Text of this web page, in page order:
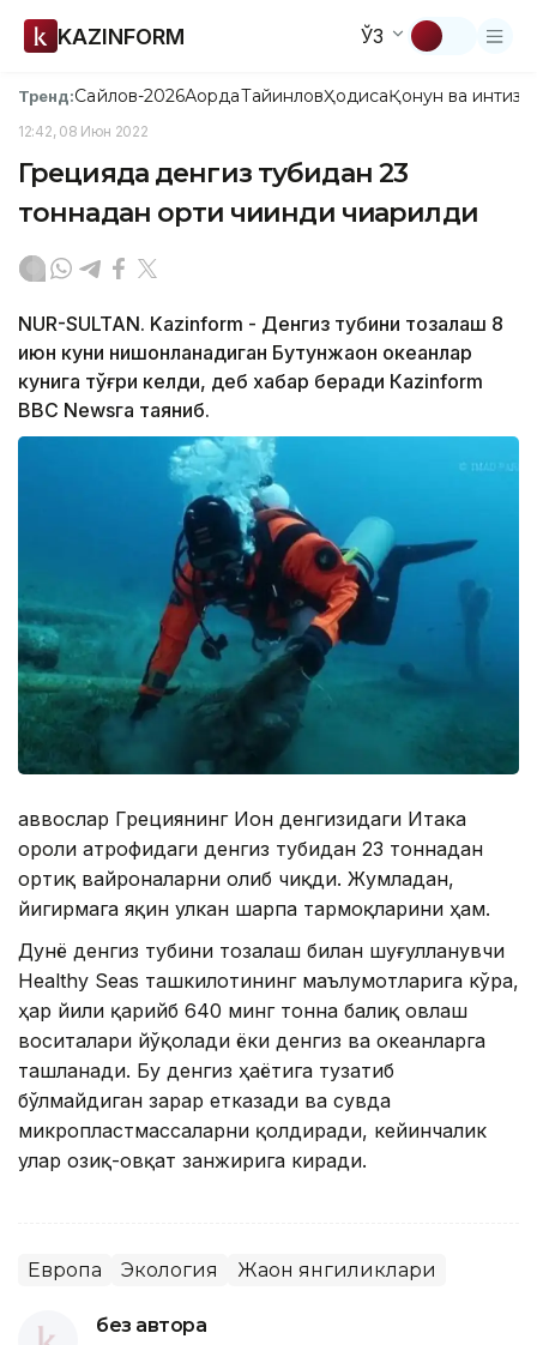
KAZINFORM ЎЗ
Тренд:Сайлов-2026АқордаТайинловҲодисаҚонун ва
12:42, 08 Июн 2022
Грецияда денгиз тубидан 23
тоннадан ортиқ чиқинди чиқарилди
NUR-SULTAN. Kazinform - Денгиз тубини тозалаш 8
июн куни нишонланадиган Бутунжаҳон океанлар
кунига тўғри келди, деб хабар беради Кazinform
BBC Newsга таяниб.
Ғаввослар Грециянинг Ион денгизидаги Итака
ороли атрофидаги денгиз тубидан 23 тоннадан
ортиқ вайроналарни олиб чиқди. Жумладан,
йигирмага яқин улкан шарпа тармоқларини ҳам.
Дунё денгиз тубини тозалаш билан шуғулланувчи
Healthy Seas ташкилотининг маълумотларига кўра,
ҳар йили қарийб 640 минг тонна балиқ овлаш
воситалари йўқолади ёки денгиз ва океанларга
ташланади. Бу денгиз ҳаётига тузатиб
бўлмайдиган зарар етказади ва сувда
микропластмассаларни қолдиради, кейинчалик
улар озиқ-овқат занжирига киради.
Европа Экология Жаҳон янгиликлари
без автора